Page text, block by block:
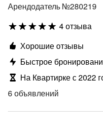
Арендодатель №280219
4 отзыва
Хорошие отзывы
Быстрое
На Квартирке с 2022
6 объявлений